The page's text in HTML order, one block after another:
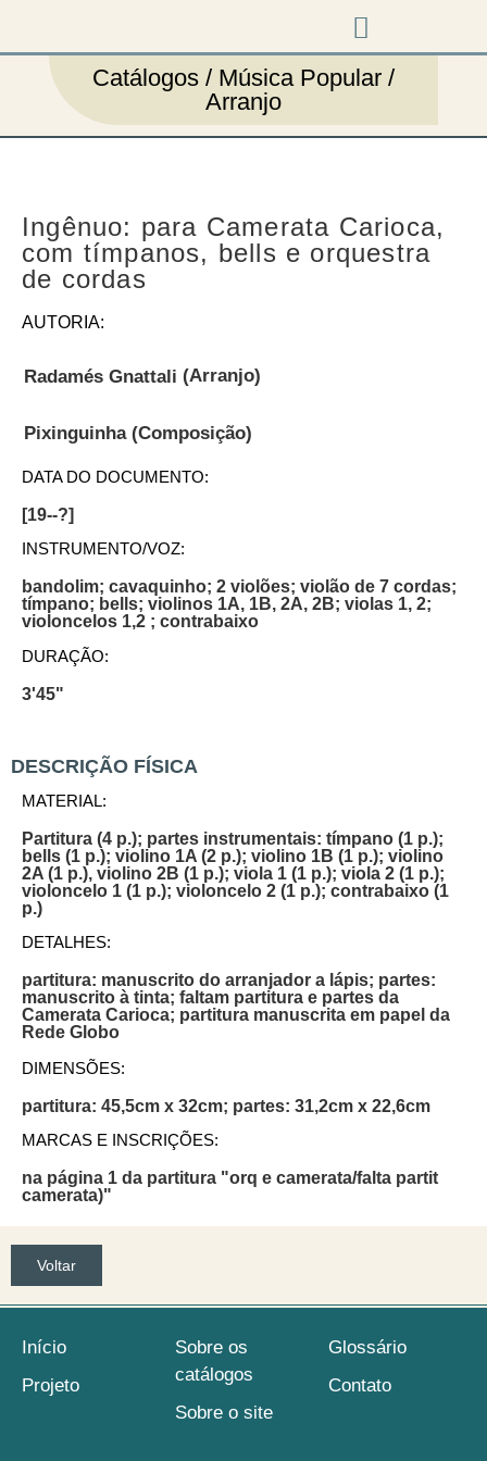
Catálogos / Música Popular /
Arranjo
Ingênuo: para Camerata Carioca,
com tímpanos, bells e orquestra
de cordas
AUTORIA:
Radamés Gnattali (Arranjo)
Pixinguinha (Composição)
DATA DO DOCUMENTO:
[19--?]
INSTRUMENTO/VOZ:
bandolim; cavaquinho; 2 violões; violão de 7 cordas;
tímpano; bells; violinos 1A, 1B, 2A, 2B; violas 1, 2;
violoncelos 1,2 ; contrabaixo
DURAÇÃO:
3'45"
DESCRIÇÃO FÍSICA
MATERIAL:
Partitura (4 p.); partes instrumentais: tímpano (1 p.);
bells (1 p.); violino 1A (2 p.); violino 1B (1 p.); violino
2A (1 p.), violino 2B (1 p.); viola 1 (1 p.); viola 2 (1 p.);
violoncelo 1 (1 p.); violoncelo 2 (1 p.); contrabaixo (1
p.)
DETALHES:
partitura: manuscrito do arranjador a lápis; partes:
manuscrito à tinta; faltam partitura e partes da
Camerata Carioca; partitura manuscrita em papel da
Rede Globo
DIMENSÕES:
partitura: 45,5cm x 32cm; partes: 31,2cm x 22,6cm
MARCAS E INSCRIÇÕES:
na página 1 da partitura "orq e camerata/falta partit
camerata)"
Voltar
Início
Projeto
Sobre os
catálogos
Sobre o site
Glossário
Contato